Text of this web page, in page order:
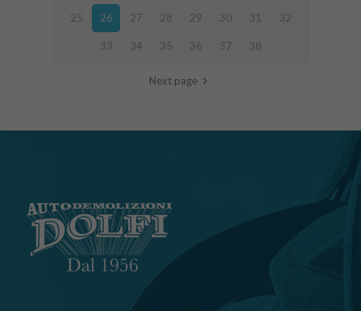
25 26 27 28 29 30 31 32
33 34 35 36 37 38
Next page